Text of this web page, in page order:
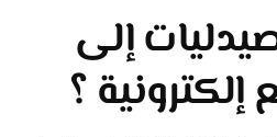
إلى
؟